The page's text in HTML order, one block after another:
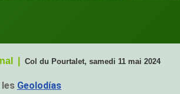
| Col du Pourtalet, samedi 11 mai 2024
Geolodías